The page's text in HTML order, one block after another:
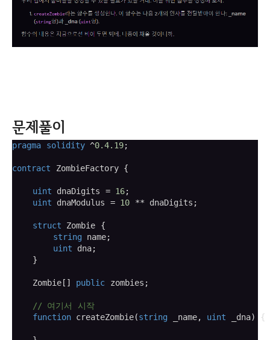
문제풀이
pragma solidity ^0.4.19;
contract ZombieFactory {
uint dnaDigits = 16;
uint dnaModulus = 10 ** dnaDigits ;
struct Zombie {
string name;
uint dna;
}
    Zombie
[] public zombies ;
// 여기서 시작
function createZombie(string _name, uint _dna) {